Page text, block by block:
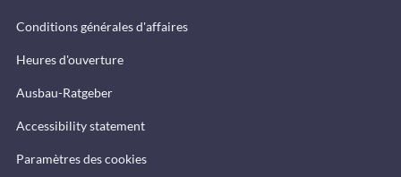
Conditions générales d'affaires
Heures d'ouverture
Ausbau-Ratgeber
Accessibility statement
Paramètres des cookies